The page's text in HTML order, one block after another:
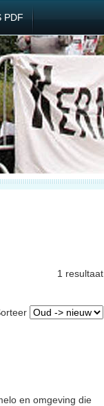
PDF
1 resultaat
en omgeving die